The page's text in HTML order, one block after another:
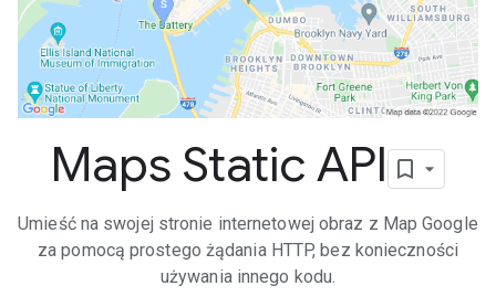
Maps Static API
Umieść na swojej stronie internetowej obraz z Map Google
za pomocą prostego żądania HTTP, bez konieczności
używania innego kodu.